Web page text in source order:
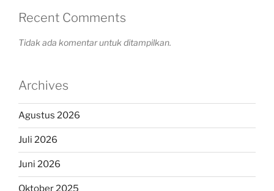
Recent Comments
Tidak ada komentar untuk ditampilkan.
Archives
Agustus 2026
Juli 2026
Juni 2026
Oktober 2025